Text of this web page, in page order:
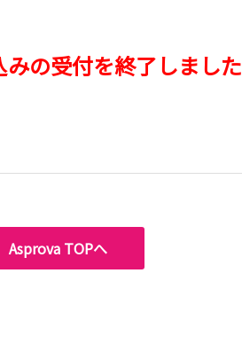
みの受付を終了しました
Asprova TOPへ